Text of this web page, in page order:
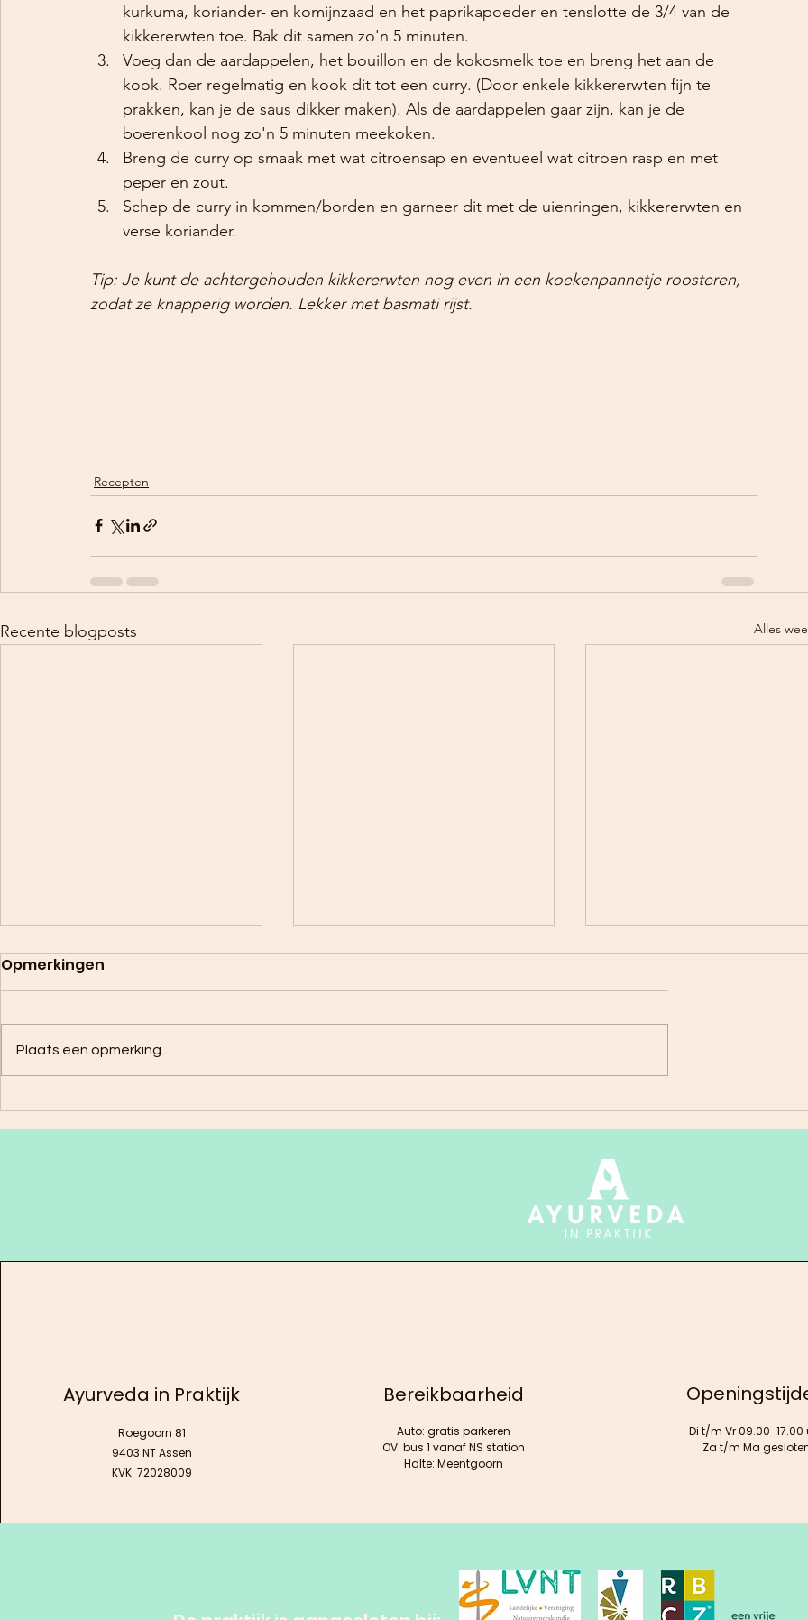
kurkuma, koriander- en komijnzaad en het paprikapoeder en tenslotte de 3/4 van de
kikkererwten toe. Bak dit samen zo'n 5 minuten.
Voeg dan de aardappelen, het bouillon en de kokosmelk toe en breng het aan de
kook. Roer regelmatig en kook dit tot een curry. (Door enkele kikkererwten fijn te
prakken, kan je de saus dikker maken). Als de aardappelen gaar zijn, kan je de
boerenkool nog zo'n 5 minuten meekoken.
Breng de curry op smaak met wat citroensap en eventueel wat citroen rasp en met
peper en zout.
Schep de curry in kommen/borden en garneer dit met de uienringen, kikkererwten en
verse koriander.
Tip: Je kunt de achtergehouden kikkererwten nog even in een koekenpannetje roosteren,
zodat ze knapperig worden. Lekker met basmati rijst.
Recepten
Recente blogposts Alles
Paardenbloemthee met
kardemom
Curry van spinazie met
aardappelen
Opmerkingen
Plaats een opmerking...
Ayurveda in Praktijk
Roegoorn 81
9403 NT Assen
KVK: 72028009
Bereikbaarheid
Auto: gratis parkeren
OV: bus 1 vanaf NS station
Halte: Meentgoorn
Di t/m Vr 09.00-17.00
Za t/m Ma